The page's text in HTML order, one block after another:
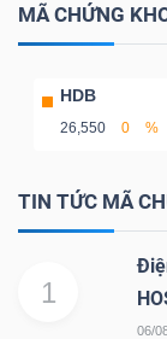
MÃ CHỨNG
HDB
26,550 0 %
TIN TỨC MÃ
1
06/
SÓC
SỨC